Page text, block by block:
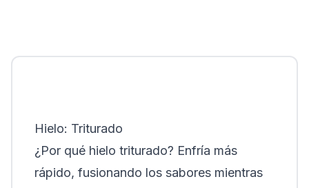
Hielo: Triturado
¿Por qué hielo triturado? Enfría más
rápido, fusionando los sabores mientras